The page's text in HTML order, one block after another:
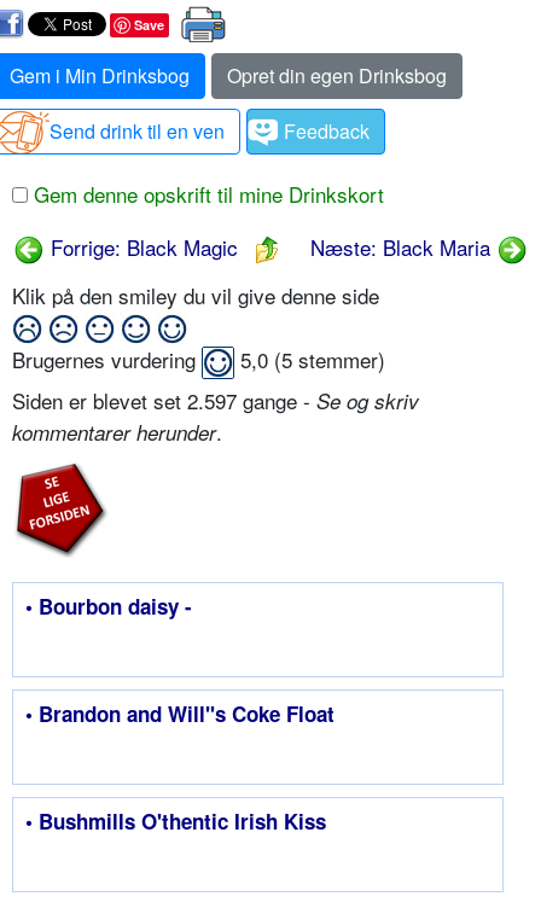
Save
Gem i Min Drinksbog
Opret din egen Drinksbog
Send drink til en ven
Feedback
Gem denne opskrift til mine Drinkskort
Forrige: Black Magic
Næste: Black Maria
Klik på den smiley du vil give denne side
Brugernes vurdering 5,0 (5 stemmer)
Siden er blevet set 2.597 gange - Se og skriv
kommentarer herunder.
• Bourbon daisy -
• Brandon and Will''s Coke Float
• Bushmills O'thentic Irish Kiss